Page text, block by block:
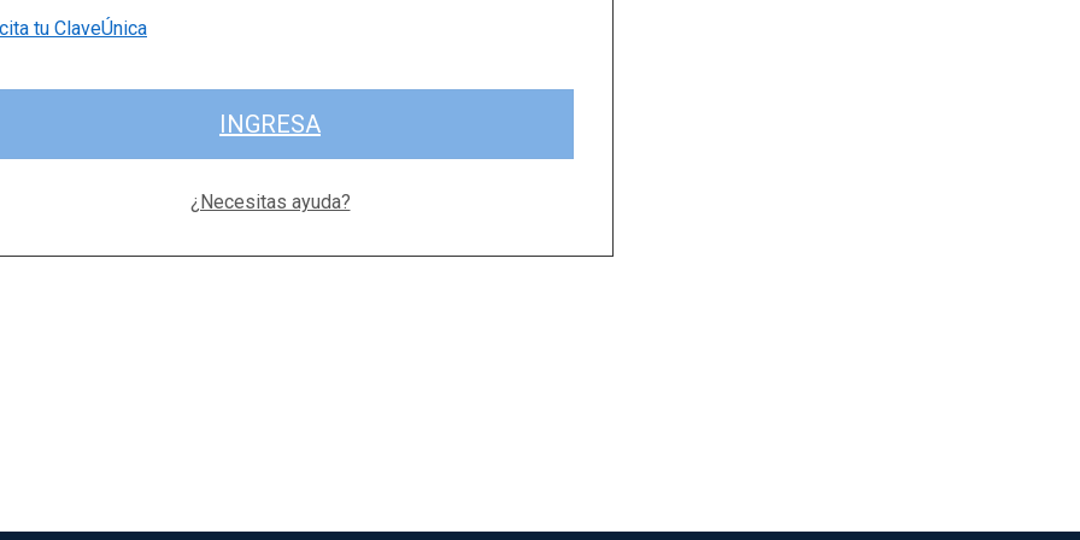
tu ClaveÚnica
INGRESA
¿Necesitas ayuda?